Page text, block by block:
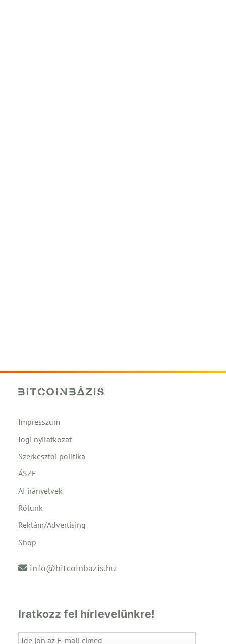
Impresszum
Jogi nyilatkozat
Szerkesztői politika
ÁSZF
AI irányelvek
Rólunk
Reklám/Advertising
Shop
info@bitcoinbazis.hu
Iratkozz fel hírlevelünkre!